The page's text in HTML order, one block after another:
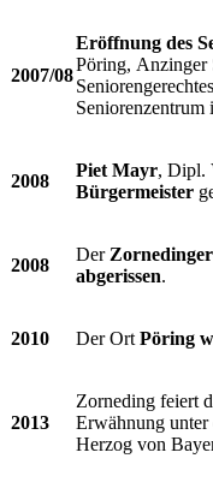
2007/08
Eröffnung des
Pöring, Anzinger
Seniorenzentrum
2008
Piet Mayr, Dipl.
Bürgermeister
2008
Der
abgerissen.
2010 Der Ort Pöring
2013
Zorneding feiert
Erwähnung
Herzog von